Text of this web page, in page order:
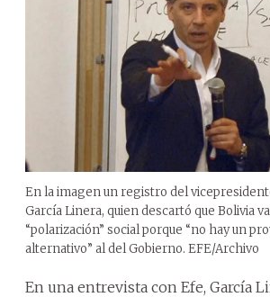
En la imagen un registro del
García Linera, quien descartó que Bolivia
“polarización” social porque “no hay un
alternativo” al del Gobierno. EFE/Archivo
En una entrevista con Efe, García